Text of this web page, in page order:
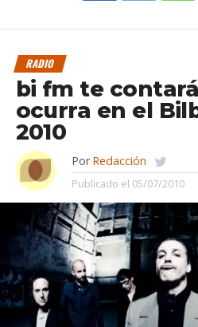
RADIO
bi fm te
ocurra en el
2010
Por Redacción
Publicado el 05/07/2010